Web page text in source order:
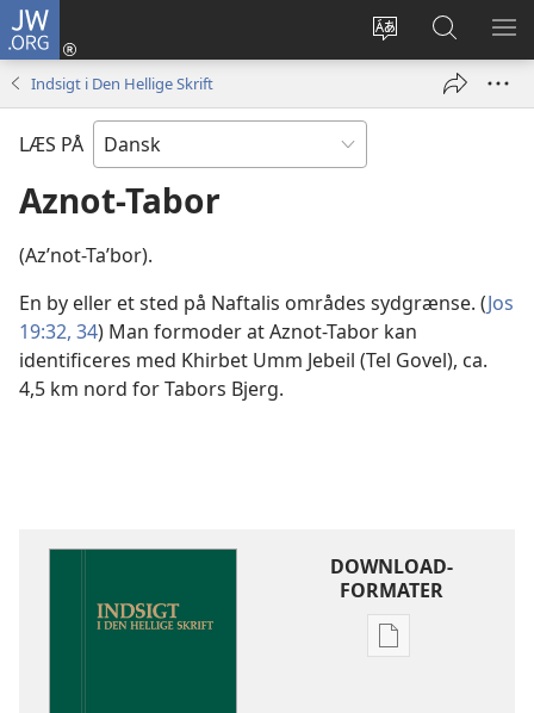
JW.ORG
Vælg
Log
på
vindue)
Søg
på
JW.ORG
VIS
Indsigt i Den Hellige Skrift
LÆS PÅ
Aznot-Tabor
(Azʹnot-Taʹbor).
En by eller et sted på Naftalis områdes sydgrænse. (Jos
19:32, 34) Man formoder at Aznot-Tabor kan
identificeres med Khirbet Umm Jebeil (Tel Govel), ca.
4,5 km nord for Tabors Bjerg.
DOWNLOAD-
FORMATER
Indstillinger